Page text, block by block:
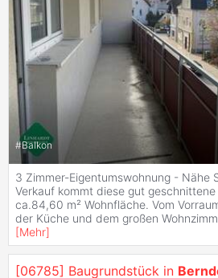
#Balkon
3 Zimmer-Eigentumswohnung - Nähe
Verkauf kommt diese gut
ca.84,60 m² Wohnfläche. Vom
der Küche und dem großen
[Mehr]
[06785] Baugrundstück in